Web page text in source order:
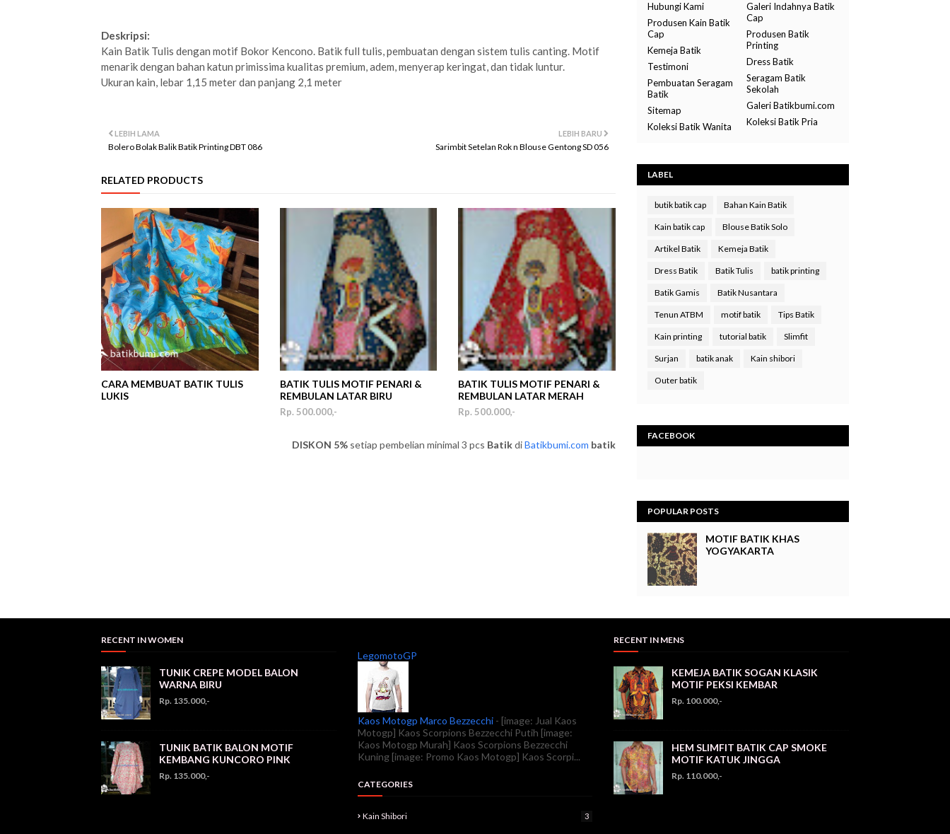
Deskripsi:
Kain Batik Tulis dengan motif Bokor Kencono. Batik full tulis, pembuatan dengan sistem tulis canting. Motif
menarik dengan bahan katun primissima kualitas premium, adem, menyerap keringat, dan tidak luntur.
Ukuran kain, lebar 1,15 meter dan panjang 2,1 meter
LEBIH BARU
Sarimbit Setelan Rok n Blouse Gentong SD 056
LEBIH LAMA
Bolero Bolak Balik Batik Printing DBT 086
RELATED PRODUCTS
CARA MEMBUAT BATIK TULIS
LUKIS
BATIK TULIS MOTIF PENARI &
REMBULAN LATAR BIRU
Rp. 500.000,-
BATIK TULIS MOTIF PENARI &
REMBULAN LATAR MERAH
Rp. 500.000,-
DISKON 5%setiap pembelian minimal 3 pcsBatikdiBatikbumi.combatikDISKON 5%
Hubungi Kami
Galeri Indahnya Batik
Cap
Produsen Kain Batik
Cap
Produsen Batik
Printing
Kemeja Batik
Dress Batik
Testimoni
Seragam Batik
Sekolah
Pembuatan Seragam
Batik
Galeri Batikbumi.com
Sitemap
Koleksi Batik Pria
Koleksi Batik Wanita
LABEL
butik batik cap Bahan Kain Batik
Kain batik cap Blouse Batik Solo
Artikel Batik Kemeja Batik
Dress Batik Batik Tulis batik printing
Batik Gamis Batik Nusantara
Tenun ATBM motif batik Tips Batik
Kain printing tutorial batik Slimfit
Surjan batik anak Kain shibori
Outer batik
FACEBOOK
POPULAR POSTS
MOTIF BATIK KHAS
YOGYAKARTA
RECENT IN WOMEN
TUNIK CREPE MODEL BALON
WARNA BIRU
Rp. 135.000,-
TUNIK BATIK BALON MOTIF
KEMBANG KUNCORO PINK
Rp. 135.000,-
LegomotoGP
Kaos Motogp Marco Bezzecchi - [image: Jual Kaos
Motogp] Kaos Scorpions Bezzecchi Putih [image:
Kaos Motogp Murah] Kaos Scorpions Bezzecchi
Kuning [image: Promo Kaos Motogp] Kaos Scorpi...
CATEGORIES
Kain Shibori 3
RECENT IN MENS
KEMEJA BATIK SOGAN KLASIK
MOTIF PEKSI KEMBAR
Rp. 100.000,-
HEM SLIMFIT BATIK CAP SMOKE
MOTIF KATUK JINGGA
Rp. 110.000,-